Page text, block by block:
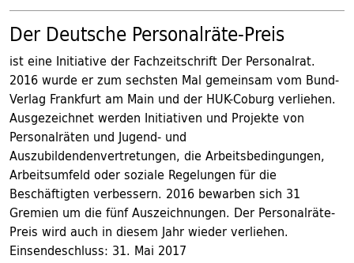
Der Deutsche Personalräte-Preis
ist eine Initiative der Fachzeitschrift Der Personalrat.
2016 wurde er zum sechsten Mal gemeinsam vom Bund-
Verlag Frankfurt am Main und der HUK-Coburg verliehen.
Ausgezeichnet werden Initiativen und Projekte von
Personalräten und Jugend- und
Auszubildendenvertretungen, die Arbeitsbedingungen,
Arbeitsumfeld oder soziale Regelungen für die
Beschäftigten verbessern. 2016 bewarben sich 31
Gremien um die fünf Auszeichnungen. Der Personalräte-
Preis wird auch in diesem Jahr wieder verliehen.
Einsendeschluss: 31. Mai 2017